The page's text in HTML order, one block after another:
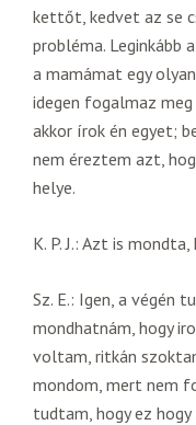
kettőt, kedvet az se
probléma.
a mamámat egy
idegen fogalmaz
akkor írok én egyet;
nem éreztem azt,
helye.
K. P. J.: Azt is
Sz. E.: Igen, a végén
mondhatnám, hogy
voltam, ritkán
mondom, mert nem
tudtam, hogy ez